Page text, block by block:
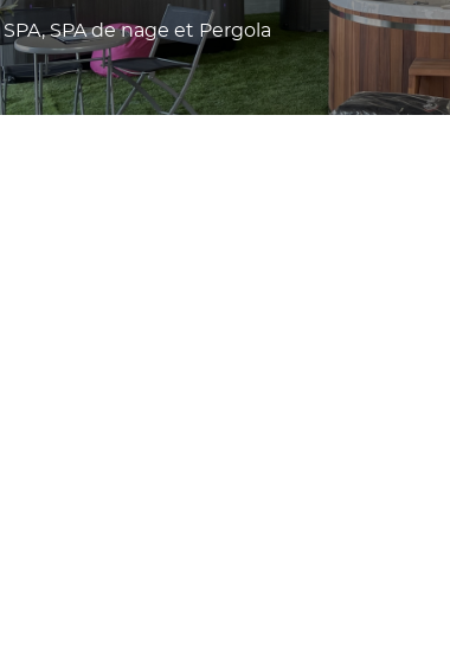
SPA, SPA de nage et Pergola